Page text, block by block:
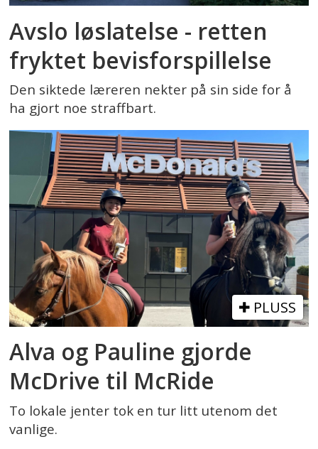
Avslo løslatelse - retten
fryktet bevisforspillelse
Den siktede læreren nekter på sin side for å
ha gjort noe straffbart.
PLUSS
Alva og Pauline gjorde
McDrive til McRide
To lokale jenter tok en tur litt utenom det
vanlige.